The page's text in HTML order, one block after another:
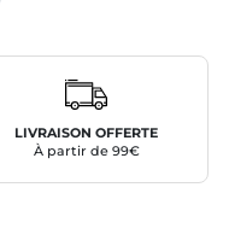
LIVRAISON OFFERTE
À partir de 99€